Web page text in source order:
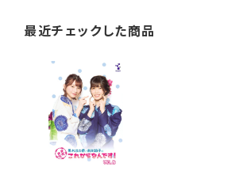
最近チェックした商品